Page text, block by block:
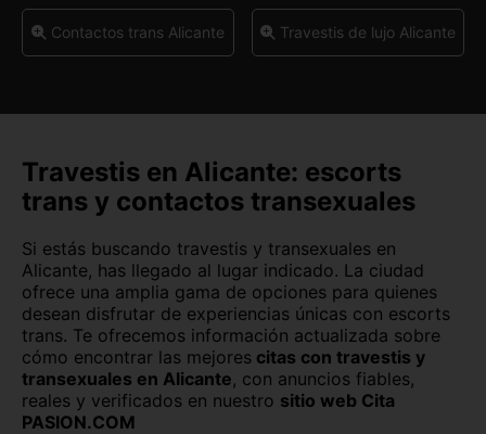
Girona capital
Jaén capital Las Palmas
Logroño Lugo capital
Madrid capital Málaga capital
Melilla capital Murcia capital
Ourense capital Oviedo
Contactos trans Alicante Travestis de lujo Alicante
Travestis en Alicante: escorts
trans y contactos transexuales
Si estás buscando travestis y transexuales en
Alicante, has llegado al lugar indicado. La ciudad
ofrece una amplia gama de opciones para quienes
desean disfrutar de experiencias únicas con escorts
trans. Te ofrecemos información actualizada sobre
cómo encontrar las mejores citas con travestis y
transexuales en Alicante, con anuncios fiables,
reales y verificados en nuestro sitio web Cita
PASION.COM